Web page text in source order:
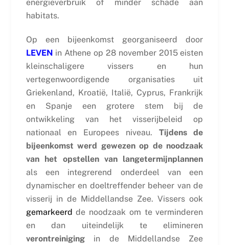
energieverbruik of minder schade aan
habitats.
Op een bijeenkomst georganiseerd door
LEVEN in Athene op 28 november 2015 eisten
kleinschaligere vissers en hun
vertegenwoordigende organisaties uit
Griekenland, Kroatië, Italië, Cyprus, Frankrijk
en Spanje een grotere stem bij de
ontwikkeling van het visserijbeleid op
nationaal en Europees niveau. Tijdens de
bijeenkomst werd gewezen op de noodzaak
van het opstellen van langetermijnplannen
als een integrerend onderdeel van een
dynamischer en doeltreffender beheer van de
visserij in de Middellandse Zee. Vissers ook
gemarkeerd de noodzaak om te verminderen
en dan uiteindelijk te elimineren
verontreinigingin de Middellandse Zee